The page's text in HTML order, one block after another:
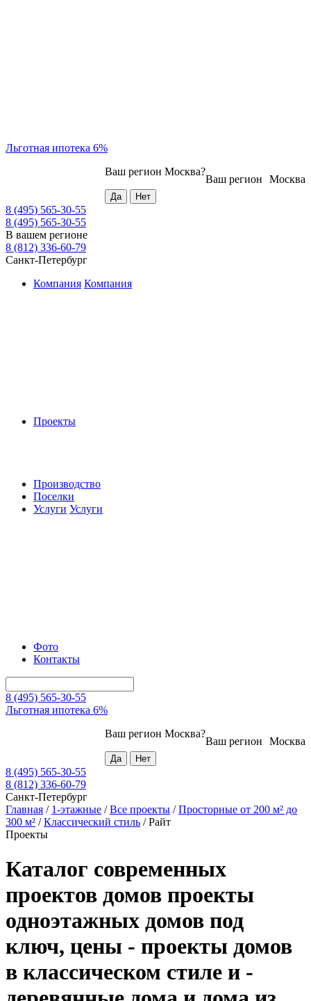
Льготная ипотека 6%
Москва
Ваш регион
Ваш регион Москва?
8 (495) 565-30-55
8 (495) 565-30-55
В вашем регионе
8 (812) 336-60-79
Санкт-Петербург
Компания Компания
Проекты
Производство
Поселки
Услуги Услуги
Фото
Контакты
8 (495) 565-30-55
Льготная ипотека 6%
Москва
Ваш регион
Ваш регион Москва?
8 (495) 565-30-55
8 (812) 336-60-79
Санкт-Петербург
Главная / 1-этажные /Все проекты /Просторные от 200 м² до
300 м² /Классический стиль /Райт
Проекты
Каталог современных
проектов домов проекты
одноэтажных домов под
ключ, цены - проекты домов
в классическом стиле и -